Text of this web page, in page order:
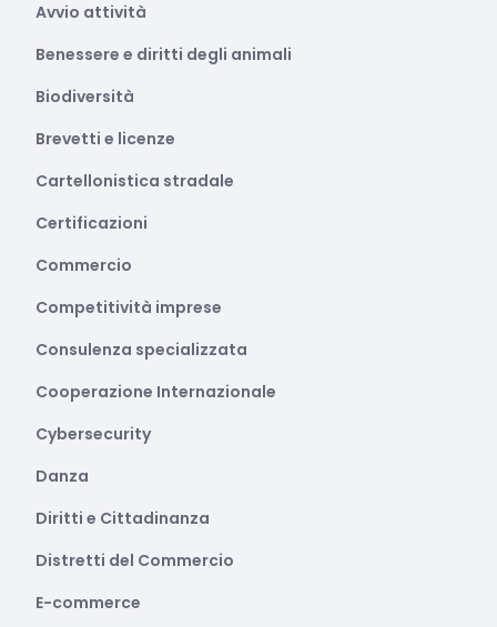
Avvio attività
Benessere e diritti degli animali
Biodiversità
Brevetti e licenze
Cartellonistica stradale
Certificazioni
Commercio
Competitività imprese
Consulenza specializzata
Cooperazione Internazionale
Cybersecurity
Danza
Diritti e Cittadinanza
Distretti del Commercio
E-commerce